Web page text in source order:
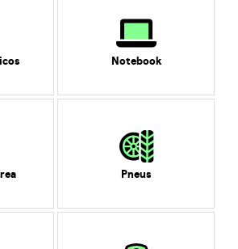
Notebook
Pneus